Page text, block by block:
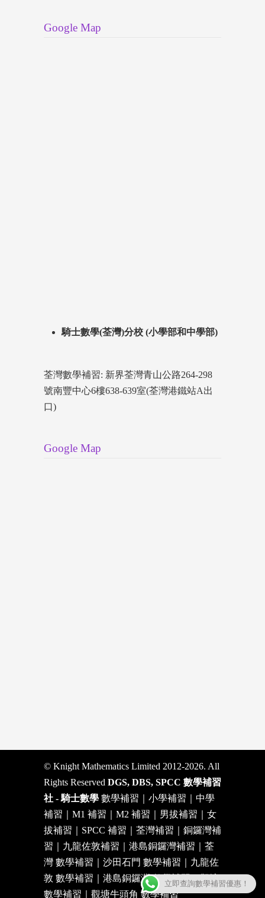
Google Map
騎士數學(荃灣)分校 (小學部和中學部)
荃灣數學補習: 新界荃灣青山公路264-298
號南豐中心6樓638-639室(荃灣港鐵站A出
口)
Google Map
© Knight Mathematics Limited 2012-2026. All
Rights Reserved DGS, DBS, SPCC 數學補習
社 - 騎士數學 數學補習｜小學補習｜中學
補習｜M1 補習｜M2 補習｜男拔補習｜女
拔補習｜SPCC 補習｜荃灣補習｜銅鑼灣補
習｜九龍佐敦補習｜港島銅鑼灣補習｜荃
灣 數學補習｜沙田石門 數學補習｜九龍佐
敦 數學補習｜港島銅鑼灣 數學補習｜觀塘
數學補習｜觀塘牛頭角 數學補習
立即查詢數學補習優惠！